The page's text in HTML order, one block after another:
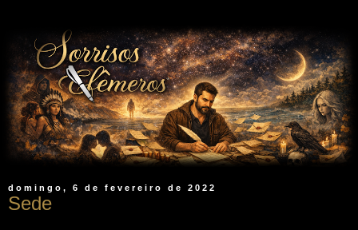
domingo, 6 de fevereiro de 2022
Sede